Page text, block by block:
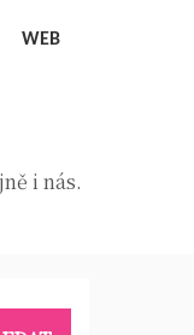
WEB
i nás.